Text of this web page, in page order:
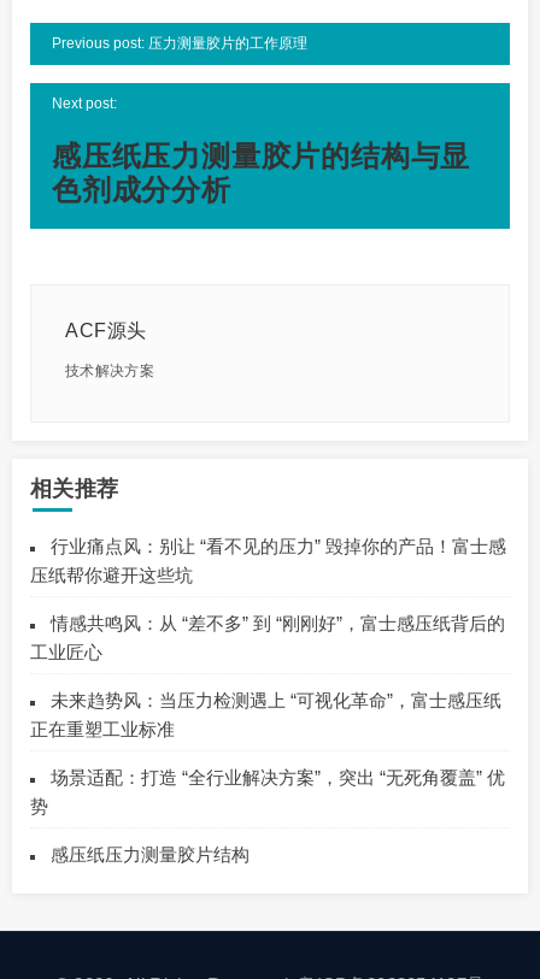
Previous post: 压力测量胶片的工作原理
Next post:
感压纸压力测量胶片的结构与显
色剂成分分析
ACF源头
技术解决方案
相关推荐
行业痛点风：别让 “看不见的压力” 毁掉你的产品！富士感
压纸帮你避开这些坑
情感共鸣风：从 “差不多” 到 “刚刚好”，富士感压纸背后的
工业匠心
未来趋势风：当压力检测遇上 “可视化革命”，富士感压纸
正在重塑工业标准
场景适配：打造 “全行业解决方案”，突出 “无死角覆盖” 优
势
感压纸压力测量胶片结构